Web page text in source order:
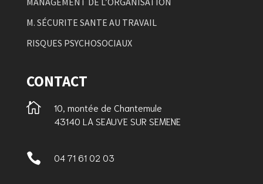
M. SÉCURITE SANTE AU TRAVAIL
RISQUES PSYCHOSOCIAUX
CONTACT

10, montée de Chantemule
43140 LA SEAUVE SUR SEMENE
 04 71 61 02 03